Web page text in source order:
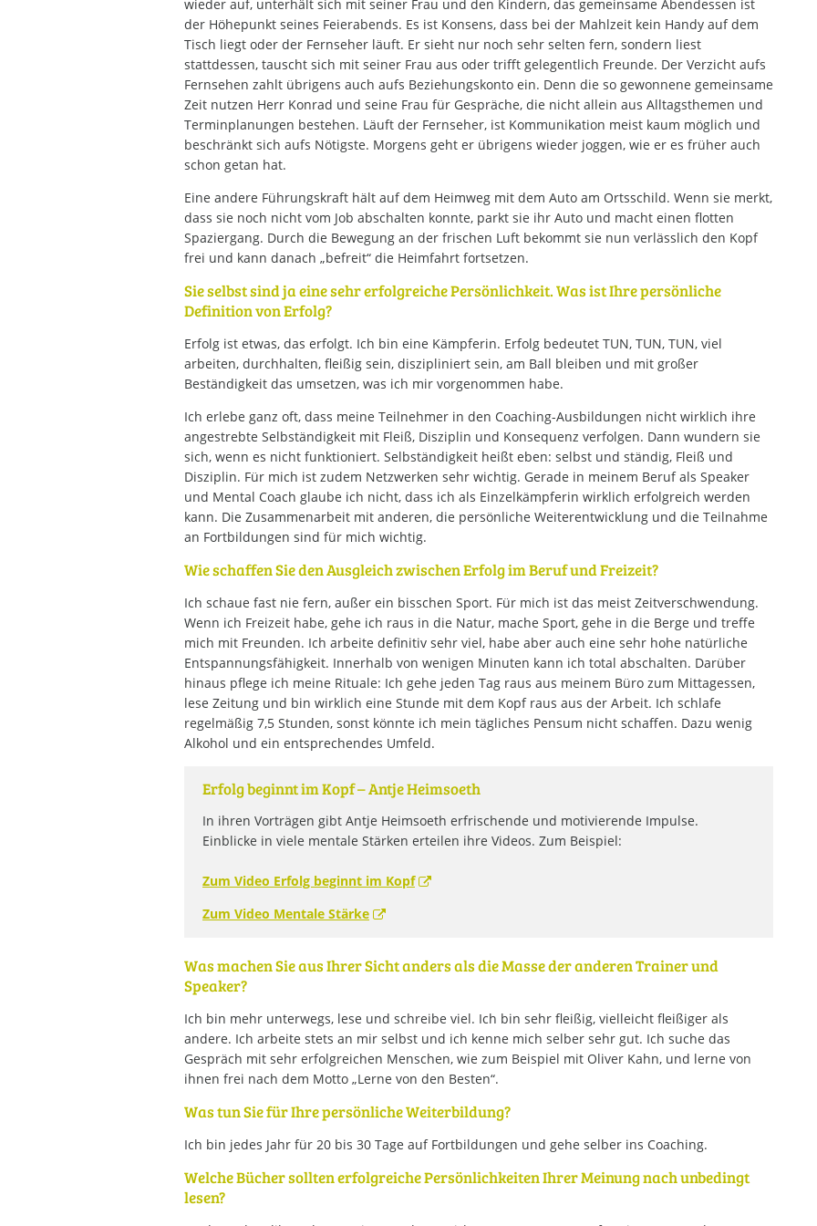
wieder auf, unterhält sich mit seiner Frau und den Kindern, das gemeinsame Abendessen ist
der Höhepunkt seines Feierabends. Es ist Konsens, dass bei der Mahlzeit kein Handy auf dem
Tisch liegt oder der Fernseher läuft. Er sieht nur noch sehr selten fern, sondern liest
stattdessen, tauscht sich mit seiner Frau aus oder trifft gelegentlich Freunde. Der Verzicht aufs
Fernsehen zahlt übrigens auch aufs Beziehungskonto ein. Denn die so gewonnene gemeinsame
Zeit nutzen Herr Konrad und seine Frau für Gespräche, die nicht allein aus Alltagsthemen und
Terminplanungen bestehen. Läuft der Fernseher, ist Kommunikation meist kaum möglich und
beschränkt sich aufs Nötigste. Morgens geht er übrigens wieder joggen, wie er es früher auch
schon getan hat.
Eine andere Führungskraft hält auf dem Heimweg mit dem Auto am Ortsschild. Wenn sie merkt,
dass sie noch nicht vom Job abschalten konnte, parkt sie ihr Auto und macht einen flotten
Spaziergang. Durch die Bewegung an der frischen Luft bekommt sie nun verlässlich den Kopf
frei und kann danach „befreit“ die Heimfahrt fortsetzen.
Sie selbst sind ja eine sehr erfolgreiche Persönlichkeit. Was ist Ihre persönliche
Definition von Erfolg?
Erfolg ist etwas, das erfolgt. Ich bin eine Kämpferin. Erfolg bedeutet TUN, TUN, TUN, viel
arbeiten, durchhalten, fleißig sein, diszipliniert sein, am Ball bleiben und mit großer
Beständigkeit das umsetzen, was ich mir vorgenommen habe.
Ich erlebe ganz oft, dass meine Teilnehmer in den Coaching-Ausbildungen nicht wirklich ihre
angestrebte Selbständigkeit mit Fleiß, Disziplin und Konsequenz verfolgen. Dann wundern sie
sich, wenn es nicht funktioniert. Selbständigkeit heißt eben: selbst und ständig, Fleiß und
Disziplin. Für mich ist zudem Netzwerken sehr wichtig. Gerade in meinem Beruf als Speaker
und Mental Coach glaube ich nicht, dass ich als Einzelkämpferin wirklich erfolgreich werden
kann. Die Zusammenarbeit mit anderen, die persönliche Weiterentwicklung und die Teilnahme
an Fortbildungen sind für mich wichtig.
Wie schaffen Sie den Ausgleich zwischen Erfolg im Beruf und Freizeit?
Ich schaue fast nie fern, außer ein bisschen Sport. Für mich ist das meist Zeitverschwendung.
Wenn ich Freizeit habe, gehe ich raus in die Natur, mache Sport, gehe in die Berge und treffe
mich mit Freunden. Ich arbeite definitiv sehr viel, habe aber auch eine sehr hohe natürliche
Entspannungsfähigkeit. Innerhalb von wenigen Minuten kann ich total abschalten. Darüber
hinaus pflege ich meine Rituale: Ich gehe jeden Tag raus aus meinem Büro zum Mittagessen,
lese Zeitung und bin wirklich eine Stunde mit dem Kopf raus aus der Arbeit. Ich schlafe
regelmäßig 7,5 Stunden, sonst könnte ich mein tägliches Pensum nicht schaffen. Dazu wenig
Alkohol und ein entsprechendes Umfeld.
Erfolg beginnt im Kopf – Antje Heimsoeth
In ihren Vorträgen gibt Antje Heimsoeth erfrischende und motivierende Impulse.
Einblicke in viele mentale Stärken erteilen ihre Videos. Zum Beispiel:
Zum Video Erfolg beginnt im Kopf
Zum Video Mentale Stärke
Was machen Sie aus Ihrer Sicht anders als die Masse der anderen Trainer und
Speaker?
Ich bin mehr unterwegs, lese und schreibe viel. Ich bin sehr fleißig, vielleicht fleißiger als
andere. Ich arbeite stets an mir selbst und ich kenne mich selber sehr gut. Ich suche das
Gespräch mit sehr erfolgreichen Menschen, wie zum Beispiel mit Oliver Kahn, und lerne von
ihnen frei nach dem Motto „Lerne von den Besten“.
Was tun Sie für Ihre persönliche Weiterbildung?
Ich bin jedes Jahr für 20 bis 30 Tage auf Fortbildungen und gehe selber ins Coaching.
Welche Bücher sollten erfolgreiche Persönlichkeiten Ihrer Meinung nach unbedingt
lesen?